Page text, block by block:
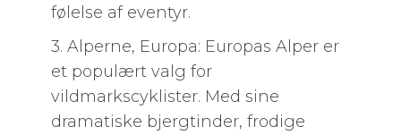
følelse af eventyr.
3. Alperne, Europa: Europas Alper er
et populært valg for
vildmarkscyklister. Med sine
dramatiske bjergtinder, frodige